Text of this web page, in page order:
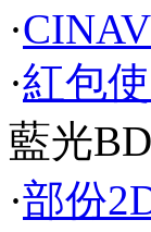
·
·紅包
藍光
·部份